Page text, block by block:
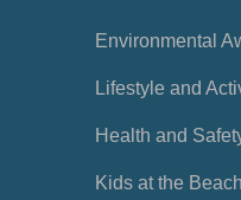
Environmental
Lifestyle and
Health and
Kids at the Beach